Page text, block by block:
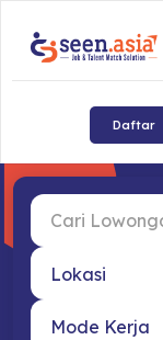
Daftar